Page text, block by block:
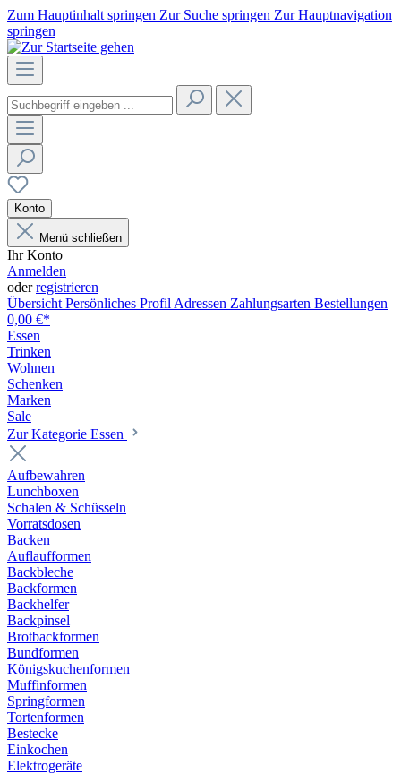
Zum Hauptinhalt springen Zur Suche springen Zur Hauptnavigation
springen
Konto
Menü schließen
Ihr Konto
Anmelden
oderregistrieren
Übersicht Persönliches Profil Adressen Zahlungsarten Bestellungen
0,00 €*
Essen
Trinken
Wohnen
Schenken
Marken
Sale
Zur Kategorie Essen
Aufbewahren
Lunchboxen
Schalen & Schüsseln
Vorratsdosen
Backen
Auflaufformen
Backbleche
Backformen
Backhelfer
Backpinsel
Brotbackformen
Bundformen
Königskuchenformen
Muffinformen
Springformen
Tortenformen
Bestecke
Einkochen
Elektrogeräte